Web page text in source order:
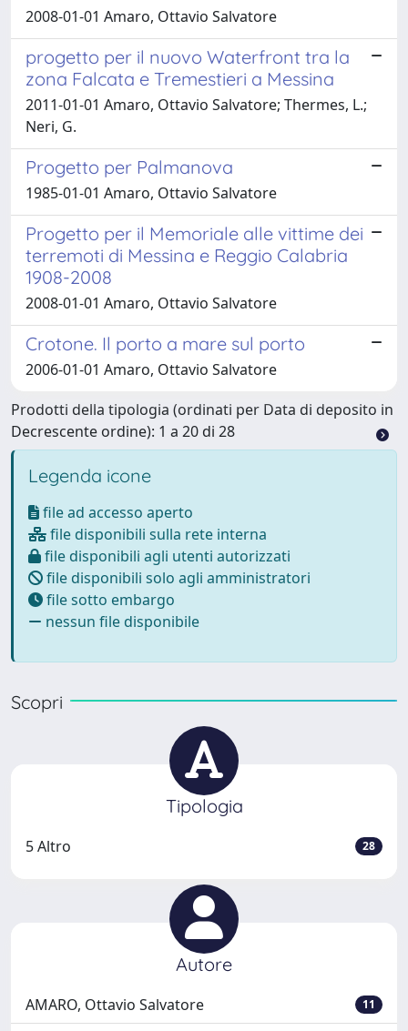
2008-01-01 Amaro, Ottavio Salvatore
progetto per il nuovo Waterfront tra la
zona Falcata e Tremestieri a Messina
2011-01-01 Amaro, Ottavio Salvatore; Thermes, L.;
Neri, G.
Progetto per Palmanova
1985-01-01 Amaro, Ottavio Salvatore
Progetto per il Memoriale alle vittime dei
terremoti di Messina e Reggio Calabria
1908-2008
2008-01-01 Amaro, Ottavio Salvatore
Crotone. Il porto a mare sul porto
2006-01-01 Amaro, Ottavio Salvatore
Prodotti della tipologia (ordinati per Data di deposito in
Decrescente ordine): 1 a 20 di 28
Legenda icone
file ad accesso aperto
file disponibili sulla rete interna
file disponibili agli utenti autorizzati
file disponibili solo agli amministratori
file sotto embargo
nessun file disponibile
Scopri
Tipologia
5 Altro 28
Autore
AMARO, Ottavio Salvatore 11